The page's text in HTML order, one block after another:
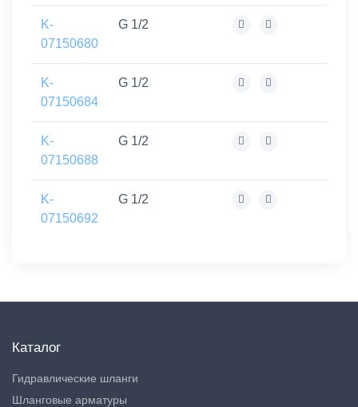
K-
07150680
G 1/2
K-
07150684
G 1/2
K-
07150688
G 1/2
K-
07150692
G 1/2
Каталог
Гидравлические шланги
Шланговые арматуры